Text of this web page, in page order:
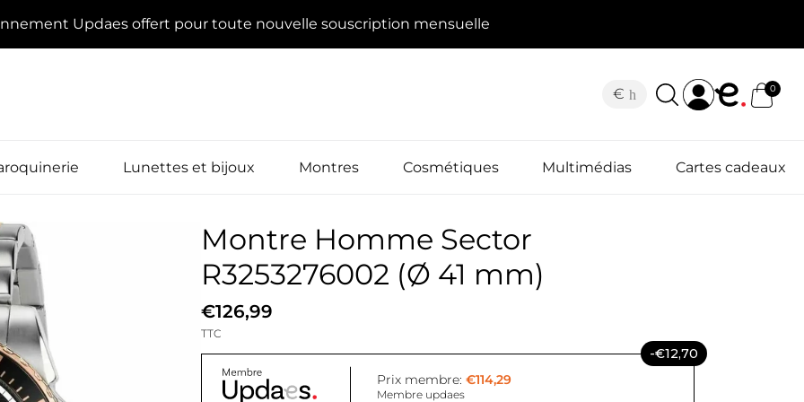
Updaes offert pour toute nouvelle souscription mensuelle
€ 0
Lunettes et bijoux Montres Cosmétiques Multimédias Cartes cadeaux
Montre Homme Sector
R3253276002 (Ø 41 mm)
€126,99
TTC
-€12,70
Prix membre: €114,29
Membre updaes